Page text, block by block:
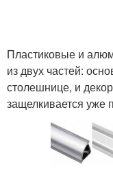
Пластиковые и
из двух частей:
столешнице, и
защелкивается уже